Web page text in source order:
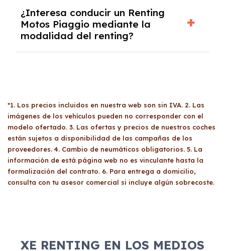
renting se puede adquirir el coche. En este
caso tendrán que analizar los años, la
cantidad de kilómetros recorridos y el coste
del mercado actual.
¿Interesa conducir un Renting
Motos Piaggio mediante la
modalidad del renting?
*1. Los precios incluidos en nuestra web son sin IVA. 2. Las
imágenes de los vehículos pueden no corresponder con el
modelo ofertado. 3. Las ofertas y precios de nuestros coches
están sujetos a disponibilidad de las campañas de los
proveedores. 4. Cambio de neumáticos obligatorios. 5. La
información de está página web no es vinculante hasta la
formalización del contrato. 6. Para entrega a domicilio,
consulta con tu asesor comercial si incluye algún sobrecoste.
XE RENTING EN LOS MEDIOS